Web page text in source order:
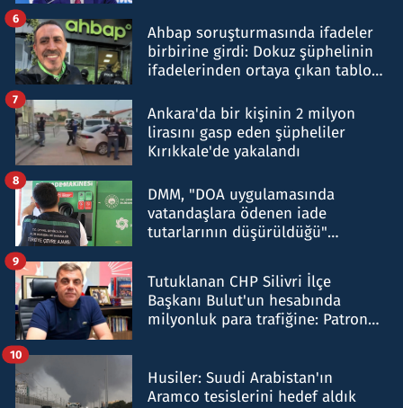
Ahbap soruşturmasında ifadeler
birbirine girdi: Dokuz şüphelinin
ifadelerinden ortaya çıkan tablo
6
Ankara'da bir kişinin 2 milyon
lirasını gasp eden şüpheliler
Kırıkkale'de yakalandı
7
DMM, "DOA uygulamasında
vatandaşlara ödenen iade
tutarlarının düşürüldüğü"
8
Tutuklanan CHP Silivri İlçe
Başkanı Bulut'un hesabında
milyonluk para trafiğine: Patron
9
Husiler: Suudi Arabistan'ın
Aramco tesislerini hedef aldık
10